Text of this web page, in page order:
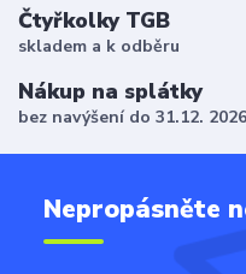
Čtyřkolky TGB
skladem a k odběru
Nákup na splátky
bez navýšení do 31.12. 2026
Nepropásněte